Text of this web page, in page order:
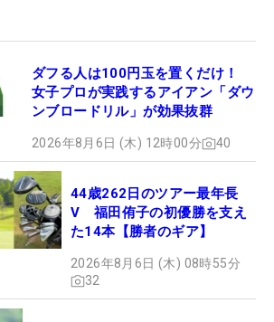
ダフる人は100円玉を置くだけ！
女子プロが実践するアイアン「ダウ
ンブロードリル」が効果抜群
2026年8月6日 (木) 12時00分 40
44歳262日のツアー最年長
V 福田侑子の初優勝を支え
た14本【勝者のギア】
2026年8月6日 (木) 08時55分
32